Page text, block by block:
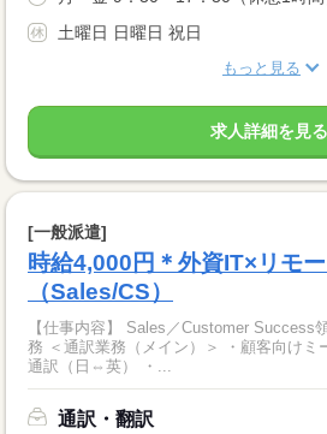
土曜日 日曜日 祝日
もっと見る
求人詳細を見る
[一般派遣]
時給4,000円＊外資IT×リモ
（Sales/CS）
【仕事内容】 Sales／Customer Success
務 ＜通訳業務（メイン）＞ ・顧客向けミーティングでの逐次／同時
通訳（日⇔英） ・...
通訳・翻訳